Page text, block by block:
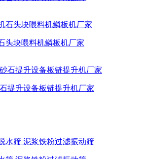
头块喂料机鳞板机厂家
提升设备板链提升机厂家